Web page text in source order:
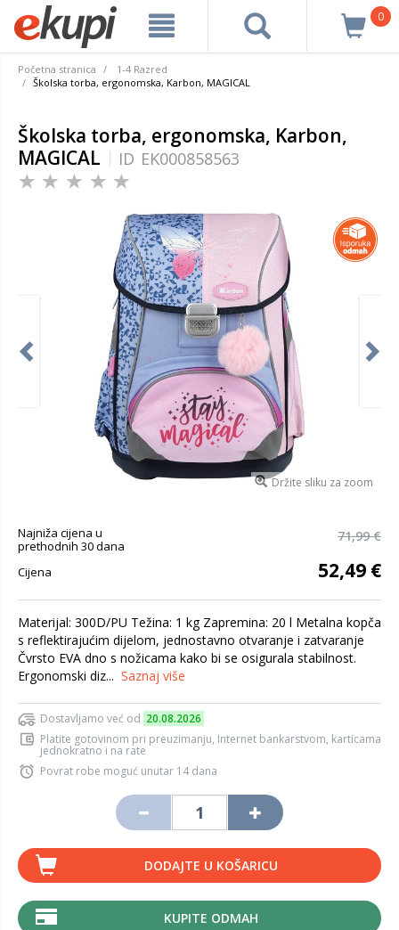
0
Početna stranica
1-4 Razred
Školska torba, ergonomska, Karbon, MAGICAL
Školska torba, ergonomska, Karbon,
MAGICAL
ID EK000858563
Držite sliku za zoom
Najniža cijena u
prethodnih 30 dana
71,99 €
Cijena 52,49 €
Materijal: 300D/PU Težina: 1 kg Zapremina: 20 l Metalna kopča
s reflektirajućim dijelom, jednostavno otvaranje i zatvaranje
Čvrsto EVA dno s nožicama kako bi se osigurala stabilnost.
Ergonomski diz... Saznaj više
Dostavljamo već od 20.08.2026
Platite gotovinom pri preuzimanju, Internet bankarstvom, karticama
jednokratno i na rate
Povrat robe moguć unutar 14 dana
DODAJTE U KOŠARICU
KUPITE ODMAH